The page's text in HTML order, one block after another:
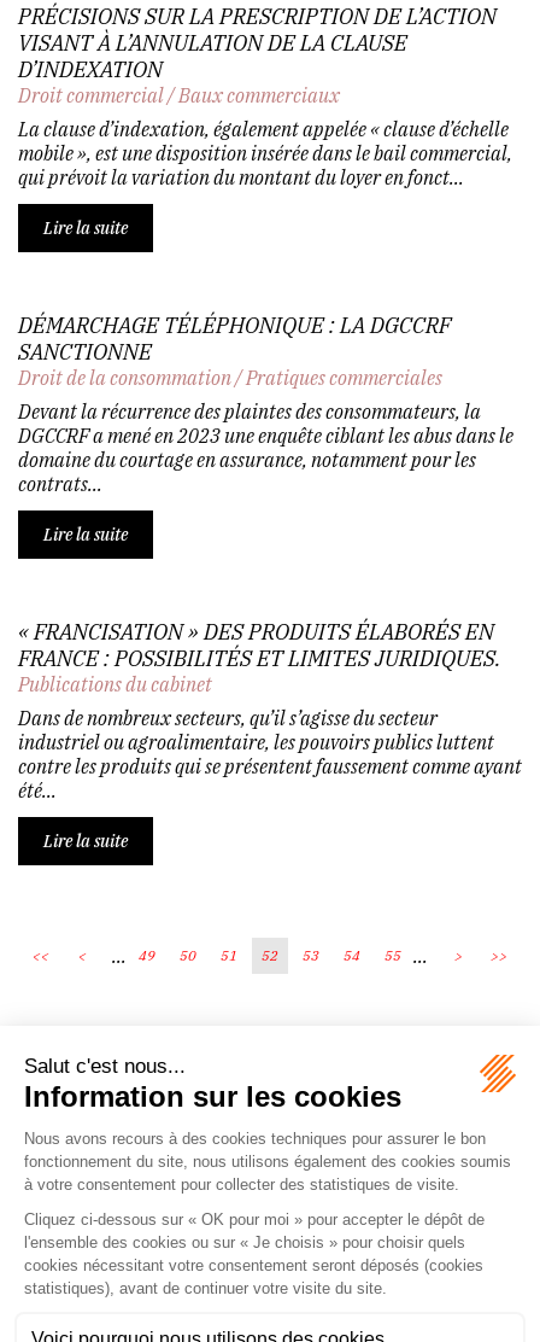
PRÉCISIONS SUR LA PRESCRIPTION DE L’ACTION
VISANT À L’ANNULATION DE LA CLAUSE
D’INDEXATION
Droit commercial/Baux commerciaux
La clause d’indexation, également appelée « clause d’échelle
mobile », est une disposition insérée dans le bail commercial,
qui prévoit la variation du montant du loyer en fonct...
Lire la suite
DÉMARCHAGE TÉLÉPHONIQUE : LA DGCCRF
SANCTIONNE
Droit de la consommation/Pratiques commerciales
Devant la récurrence des plaintes des consommateurs, la
DGCCRF a mené en 2023 une enquête ciblant les abus dans le
domaine du courtage en assurance, notamment pour les
contrats...
Lire la suite
« FRANCISATION » DES PRODUITS ÉLABORÉS EN
FRANCE : POSSIBILITÉS ET LIMITES JURIDIQUES.
Publications du cabinet
Dans de nombreux secteurs, qu’il s’agisse du secteur
industriel ou agroalimentaire, les pouvoirs publics luttent
contre les produits qui se présentent faussement comme ayant
été...
Lire la suite
<< < ... 49 50 51 52 53 54 55 ... > >>
Écosystème
Carrières
Honoraires
Contacts
Mentions légales
Plan du site
Espace client